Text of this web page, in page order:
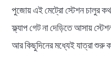
পুজোয় এই মেট্রো স্টেশন চালুর
ফ্ল্যাপ গেট না দেড়িতে আসায়
আর কিছুদিনের মধ্যেই যাত্রা শুরু